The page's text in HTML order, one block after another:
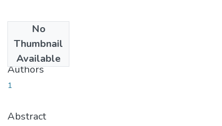
No
Thumbnail
Available
2013-07-31
Authors
1
Abstract